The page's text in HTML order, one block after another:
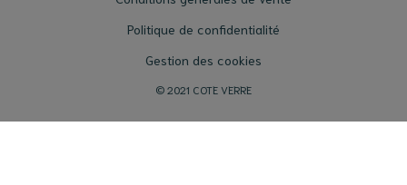
Politique de confidentialité
Gestion des cookies
© 2021 COTE VERRE